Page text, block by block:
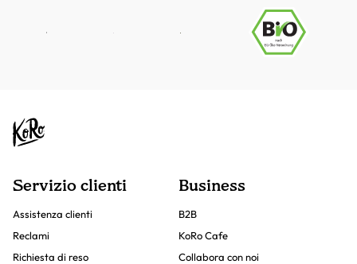
Servizio clienti
Assistenza clienti
Reclami
Richiesta di reso
Business
B2B
KoRo Cafe
Collabora con noi